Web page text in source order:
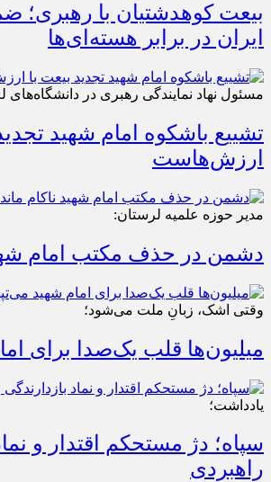
بیعت کوهدشتیان با رهبری؛
ایران در برابر هسته‌ای‌ها
مسئول نهاد نمایندگی رهبری در دانشگاه‌های
تشییع باشکوه امام شهید
ارزش‌هاست
مدیر حوزه علمیه لرستان:
دشمن در حذف مکتب امام
وقتی اشک، زبانِ ملت می‌شود؛
میلیون‌ها قلب یک‌صدا برای
یادداشت؛
سپاه؛ دژ مستحکم اقتدار و
راهبردی